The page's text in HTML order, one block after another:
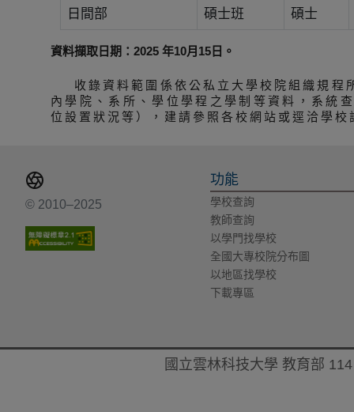
日間部 碩士班 碩士
資料擷取日期：2025 年10月15日。
收錄資料範圍係依公私立大學校院組織規
內學院、系所、學位學程之學制等資料，系統
位設置狀況等），建請參照各校網站或逕洽學校
© 2010–2025
功能
學校查詢
教師查詢
以學門找學校
全國大專校院分布圖
以地區找學校
下載專區
國立雲林科技大學 教育部